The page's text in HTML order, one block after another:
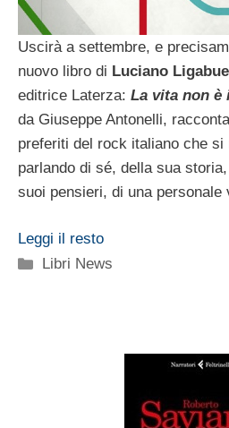
Uscirà a settembre, e
nuovo libro di Luciano Ligabue
editrice Laterza: La vita non è
da Giuseppe Antonelli,
preferiti del rock italiano che
parlando di sé, della sua
suoi pensieri, di una personale
Leggi il resto
Categorie
Libri News